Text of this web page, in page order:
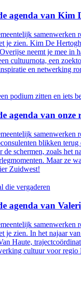
agenda van Kim
samenwerken
je zien. Kim De
neemt je mee in
cultuurnota, een
en netwerking
van onze
samenwerken
blikken terug
schermen, zoals het
Maar ze
Zuidwest!
van
samenwerken
je zien. In het najaar
Haute,
cultuur voor regio